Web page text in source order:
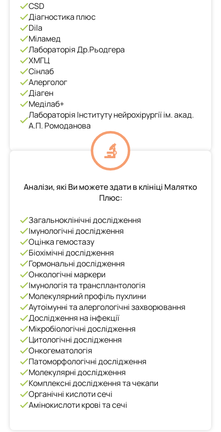
CSD
Діагностика плюс
Dila
Міламед
Лабораторія Др.Рьодгера
ХМГЦ
Сінлаб
Алерголог
Діаген
Меділаб+
Лабораторія Інституту нейрохірургії ім. акад.
А.П. Ромоданова
Аналізи, які Ви можете здати в клініці Малятко
Плюс:
Загальноклінічні дослідження
Імунологічні дослідження
Оцінка гемостазу
Біохімічні дослідження
Гормональні дослідження
Онкологічні маркери
Імунологія та трансплантологія
Молекулярний профіль пухлини
Аутоімунні та алергологічні захворювання
Дослідження на інфекції
Мікробіологічні дослідження
Цитологічні дослідження
Онкогематологія
Патоморфологічні дослідження
Молекулярні дослідження
Комплексні дослідження та чекапи
Органічні кислоти сечі
Амінокислоти крові та сечі